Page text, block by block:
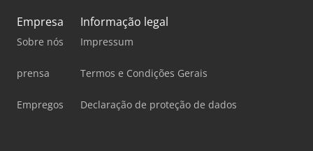
Empresa
Sobre nós
prensa
Empregos
Informação legal
Impressum
Termos e Condições Gerais
Declaração de proteção de dados